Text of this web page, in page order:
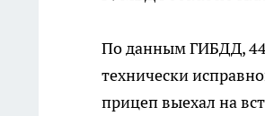
По данным ГИБДД,
технически
прицеп выехал на